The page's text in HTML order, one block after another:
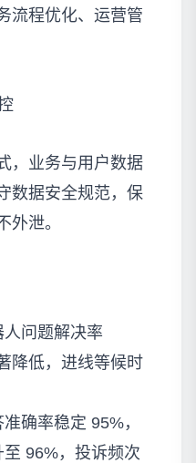
流程优化、运营管
，业务与用户数据
数据安全规范，保
外泄。
问题解决率
降低，进线等候时
确率稳定 95%，
96%，投诉频次